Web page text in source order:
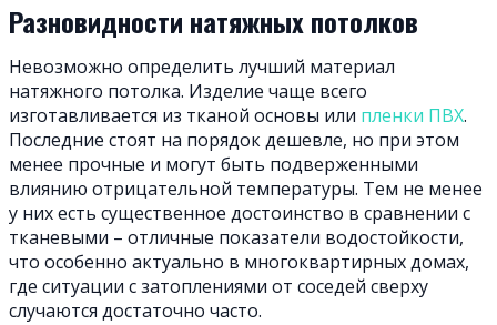
Разновидности натяжных потолков
Невозможно определить лучший материал
натяжного потолка. Изделие чаще всего
изготавливается из тканой основы или пленки ПВХ.
Последние стоят на порядок дешевле, но при этом
менее прочные и могут быть подверженными
влиянию отрицательной температуры. Тем не менее
у них есть существенное достоинство в сравнении с
тканевыми – отличные показатели водостойкости,
что особенно актуально в многоквартирных домах,
где ситуации с затоплениями от соседей сверху
случаются достаточно часто.